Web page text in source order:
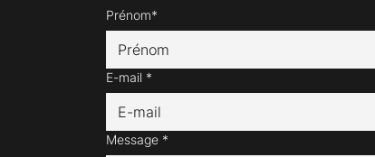
Prénom*
E-mail *
Message *